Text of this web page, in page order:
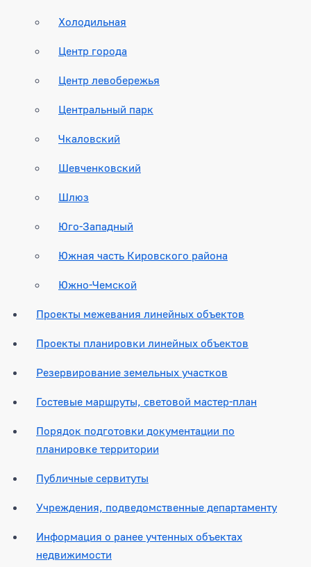
Холодильная
Центр города
Центр левобережья
Центральный парк
Чкаловский
Шевченковский
Шлюз
Юго-Западный
Южная часть Кировского района
Южно-Чемской
Проекты межевания линейных объектов
Проекты планировки линейных объектов
Резервирование земельных участков
Гостевые маршруты, световой мастер-план
Порядок подготовки документации по
планировке территории
Публичные сервитуты
Учреждения, подведомственные департаменту
Информация о ранее учтенных объектах
недвижимости